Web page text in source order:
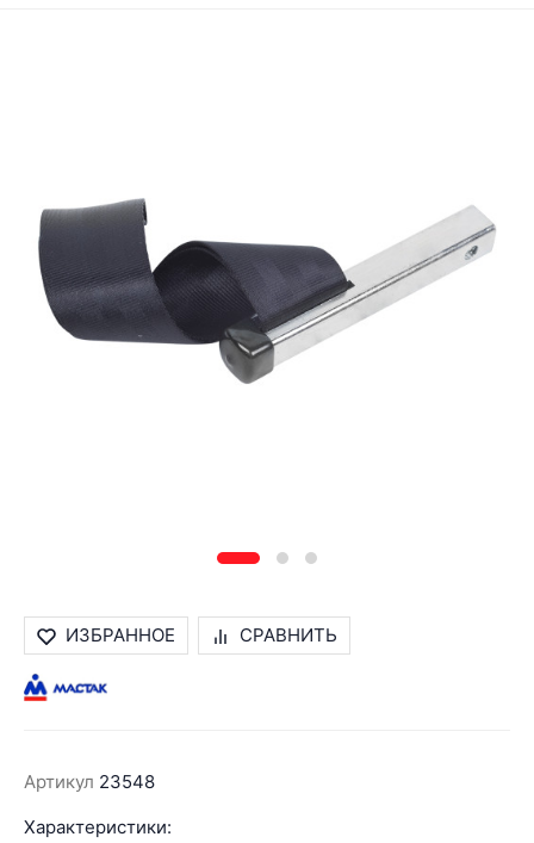
ИЗБРАННОЕ СРАВНИТЬ
Артикул 23548
Характеристики: